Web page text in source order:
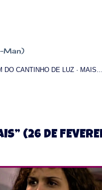
Man)
DO CANTINHO DE LUZ MAIS…
(26 DE